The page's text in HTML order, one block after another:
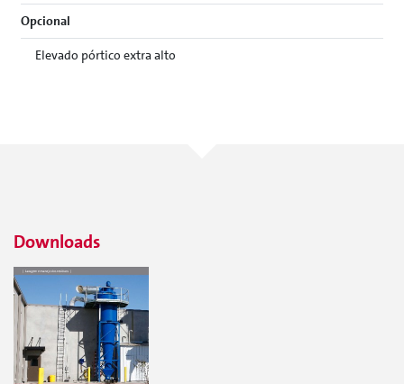
Opcional
Elevado pórtico extra alto
Downloads